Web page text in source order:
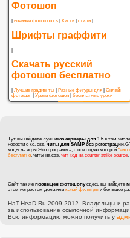
Фотошоп
новинки фотошоп cs Кисти стили
Шрифты граффити
|
Скачать русский
фотошоп бесплатно
Лучшие градиенты Разные фигуры для
Онлайн
фотошоп
Уроки фотошоп бесплатные уроки
Тут вы найдете лучшиеcs серверы для 1.6 в том
новости о кс, css читы для SAMP без регестрации
коды на игры Это программа, с помощью которой
бесплатно , читы на css, чит код на counter strike source
Сайт так же посвещен фотошопусдесь вы найдете
этом непростом дела или качай фильтры и большое
HaT-HeaD.Ru 2009-2012. Владельцы и
за использование ссылочной
Всю информацию можно получить у